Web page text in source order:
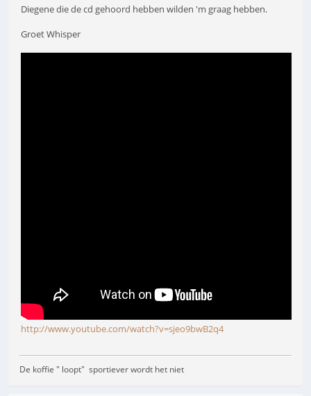
Diegene die de cd gehoord hebben wilden 'm graag hebben.
Groet Whisper
http://www.youtube.com/watch?v=sjeo9bwB2q4
De koffie " loopt" sportiever wordt het niet